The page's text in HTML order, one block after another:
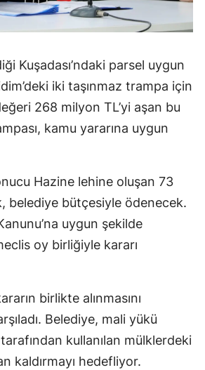
Kuşadası’ndaki parsel uygun
iki taşınmaz trampa için
268 milyon TL’yi aşan bu
kamu yararına uygun
Hazine lehine oluşan 73
belediye bütçesiyle ödenecek.
uygun şekilde
oy birliğiyle kararı
birlikte alınmasını
Belediye, mali yükü
kullanılan mülklerdeki
kaldırmayı hedefliyor.